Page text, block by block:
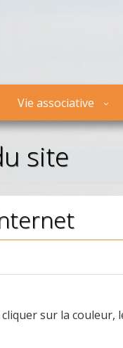
site
sur la couleur,
Vie associative